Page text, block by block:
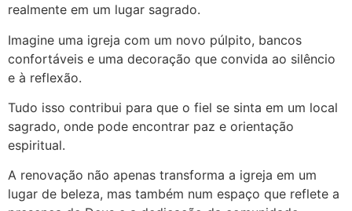
realmente em um lugar sagrado.
Imagine uma igreja com um novo púlpito, bancos
confortáveis e uma decoração que convida ao silêncio
e à reflexão.
Tudo isso contribui para que o fiel se sinta em um local
sagrado, onde pode encontrar paz e orientação
espiritual.
A renovação não apenas transforma a igreja em um
lugar de beleza, mas também num espaço que reflete a